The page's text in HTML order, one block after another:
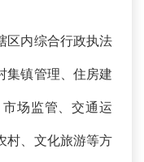
区内综合行政执法
集镇管理、住房建
场监管、交通运
村、文化旅游等方